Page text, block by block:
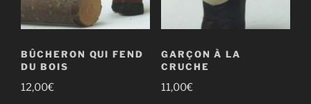
BÛCHERON QUI FEND
DU BOIS
12,00€
GARÇON À LA
CRUCHE
11,00€